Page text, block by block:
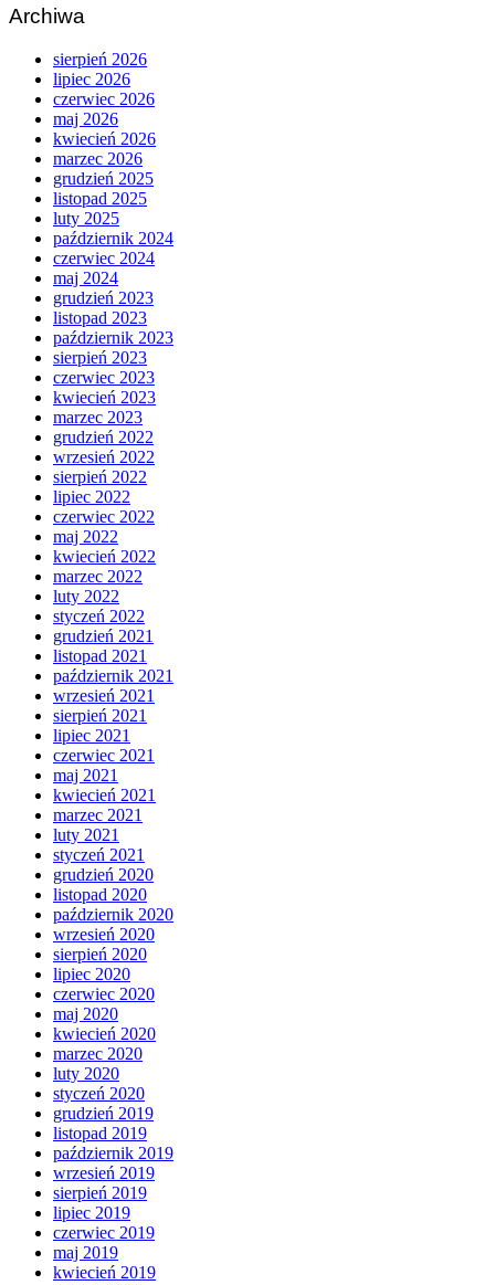
Archiwa
sierpień 2026
lipiec 2026
czerwiec 2026
maj 2026
kwiecień 2026
marzec 2026
grudzień 2025
listopad 2025
luty 2025
październik 2024
czerwiec 2024
maj 2024
grudzień 2023
listopad 2023
październik 2023
sierpień 2023
czerwiec 2023
kwiecień 2023
marzec 2023
grudzień 2022
wrzesień 2022
sierpień 2022
lipiec 2022
czerwiec 2022
maj 2022
kwiecień 2022
marzec 2022
luty 2022
styczeń 2022
grudzień 2021
listopad 2021
październik 2021
wrzesień 2021
sierpień 2021
lipiec 2021
czerwiec 2021
maj 2021
kwiecień 2021
marzec 2021
luty 2021
styczeń 2021
grudzień 2020
listopad 2020
październik 2020
wrzesień 2020
sierpień 2020
lipiec 2020
czerwiec 2020
maj 2020
kwiecień 2020
marzec 2020
luty 2020
styczeń 2020
grudzień 2019
listopad 2019
październik 2019
wrzesień 2019
sierpień 2019
lipiec 2019
czerwiec 2019
maj 2019
kwiecień 2019